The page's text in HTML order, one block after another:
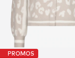
PROMOS